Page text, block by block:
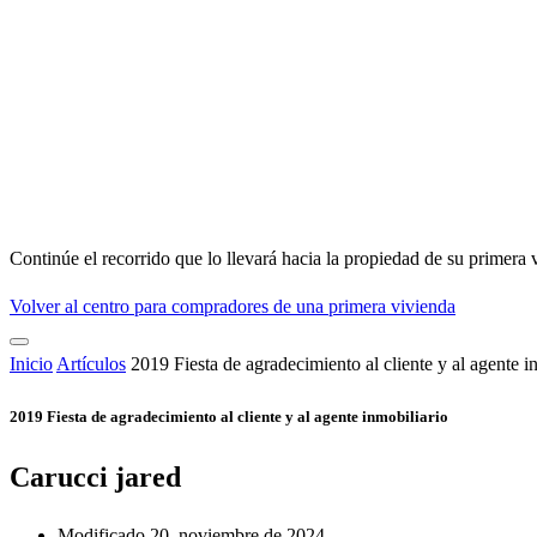
Continúe el recorrido que lo llevará hacia la propiedad de su primera
Volver al centro para compradores de una primera vivienda
Inicio Artículos 2019 Fiesta de agradecimiento al cliente y al agente
2019 Fiesta de agradecimiento al cliente y al agente inmobiliario
Carucci jared